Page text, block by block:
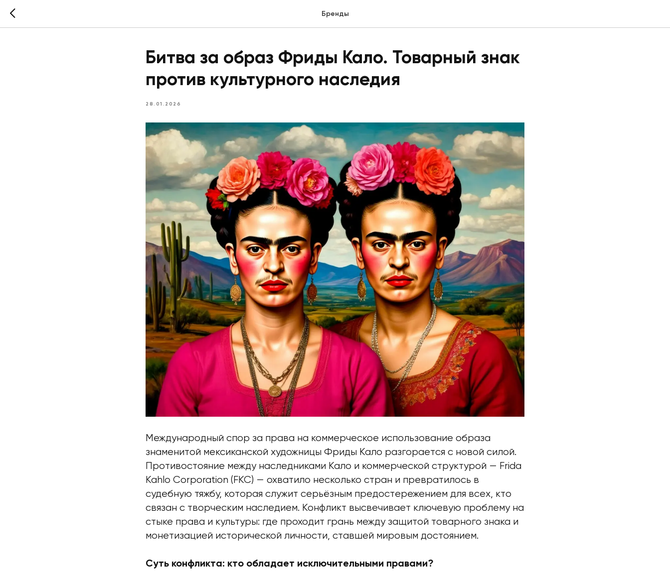
Бренды
Битва за образ Фриды Кало. Товарный знак
против культурного наследия
28.01.2026
Международный спор за права на коммерческое использование образа
знаменитой мексиканской художницы Фриды Кало разгорается с новой силой.
Противостояние между наследниками Кало и коммерческой структурой — Frida
Kahlo Corporation (FKC) — охватило несколько стран и превратилось в
судебную тяжбу, которая служит серьёзным предостережением для всех, кто
связан с творческим наследием. Конфликт высвечивает ключевую проблему на
стыке права и культуры: где проходит грань между защитой товарного знака и
монетизацией исторической личности, ставшей мировым достоянием.
Суть конфликта: кто обладает исключительными правами?